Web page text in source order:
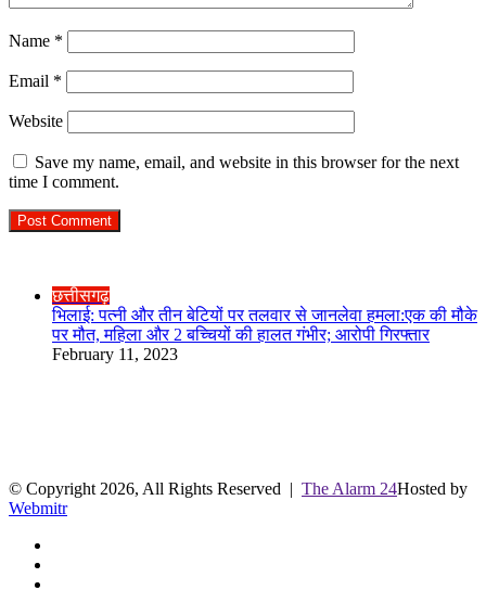
Name *
Email *
Website
Save my name, email, and website in this browser for the next
time I comment.
छत्तीसगढ़
भिलाई: पत्नी और तीन बेटियों पर तलवार से जानलेवा हमला:एक की मौके
पर मौत, महिला और 2 बच्चियों की हालत गंभीर; आरोपी गिरफ्तार
February 11, 2023
© Copyright 2026, All Rights Reserved | The Alarm 24Hosted by
Webmitr